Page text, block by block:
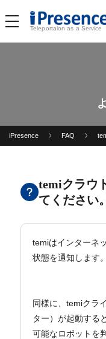
Teleportaion as a Service
iPresence FAQ
temiクラウ
てください。
temiはインターネ
状態を通知します。
同様に、temiクラ
ター）が起動する
可能なロボットを